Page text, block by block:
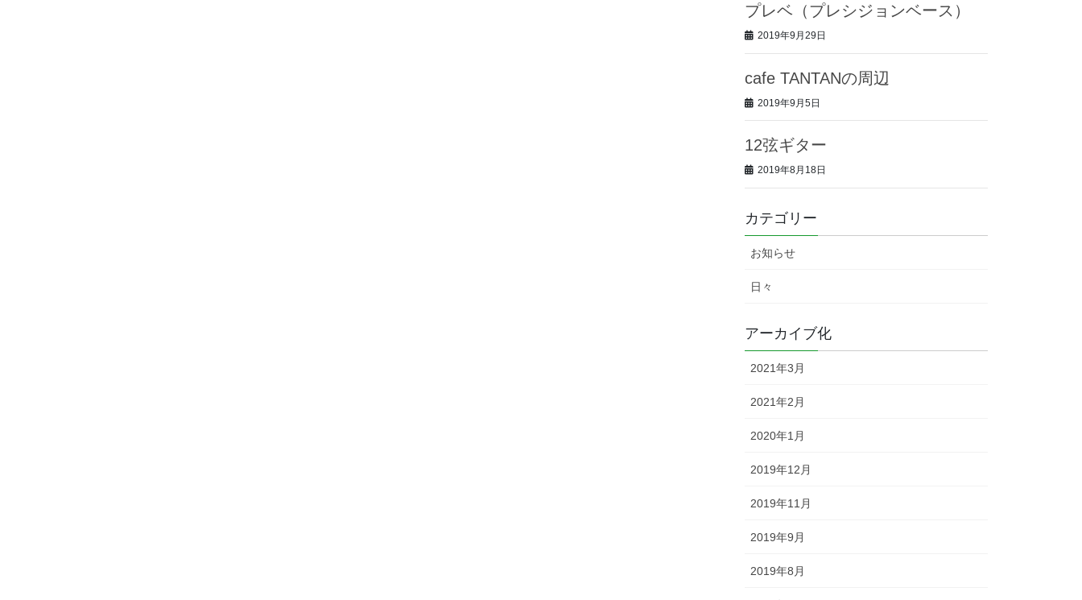
プレベ（プレシジョンベース）
2019年9月29日
cafe TANTANの周辺
2019年9月5日
12弦ギター
2019年8月18日
カテゴリー
お知らせ
日々
アーカイブ化
2021年3月
2021年2月
2020年1月
2019年12月
2019年11月
2019年9月
2019年8月